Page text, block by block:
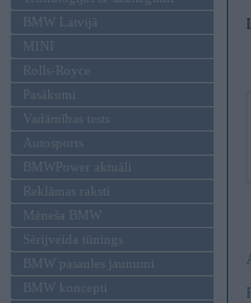
BMW Latvijā
MINI
Rolls-Royce
Pasākumi
Vadāmības tests
Autosports
BMWPower aktuāli
Reklāmas raksti
Mēneša BMW
Sērijveida tūnings
BMW pasaules jaunumi
BMW koncepti